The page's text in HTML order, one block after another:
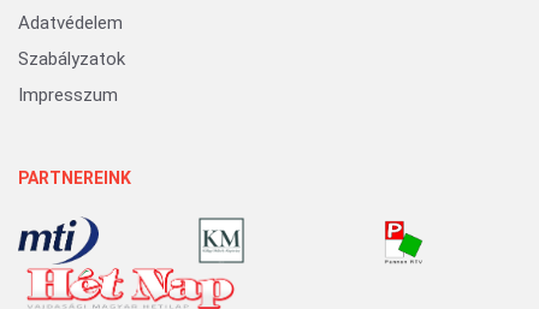
Adatvédelem
Szabályzatok
Impresszum
PARTNEREINK